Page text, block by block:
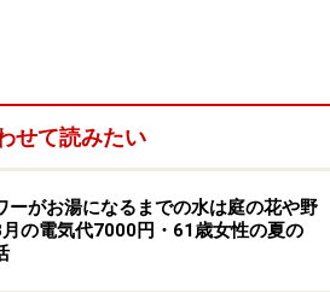
せて読みたい
ーがお湯になるまでの水は庭の花や野
の電気代7000円・61歳女性の夏の